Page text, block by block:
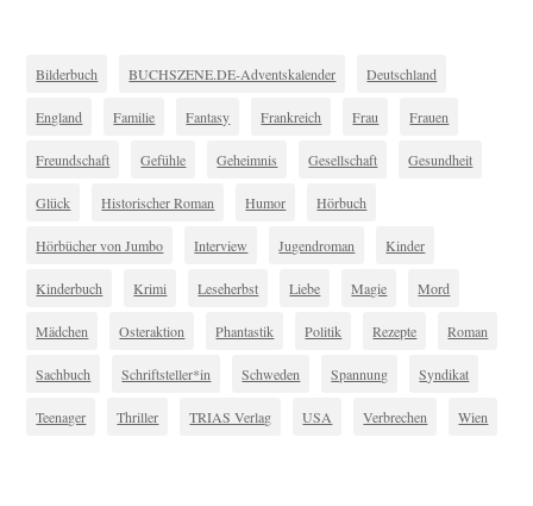
Bilderbuch BUCHSZENE.DE-Adventskalender Deutschland
England Familie Fantasy Frankreich Frau Frauen
Freundschaft Gefühle Geheimnis Gesellschaft Gesundheit
Glück Historischer Roman Humor Hörbuch
Hörbücher von Jumbo Interview Jugendroman Kinder
Kinderbuch Krimi Leseherbst Liebe Magie Mord
Mädchen Osteraktion Phantastik Politik Rezepte Roman
Sachbuch Schriftsteller*in Schweden Spannung Syndikat
Teenager Thriller TRIAS Verlag USA Verbrechen Wien